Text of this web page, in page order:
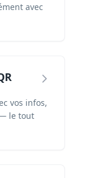
avec
vos infos,
le tout